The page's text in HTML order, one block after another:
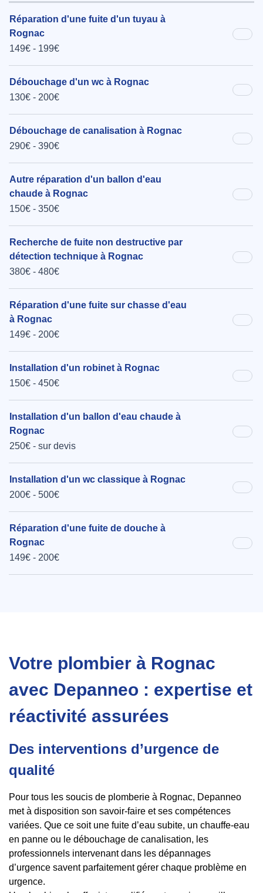
Réparation d'une fuite d'un tuyau à
Rognac
149€ - 199€
Débouchage d'un wc à Rognac
130€ - 200€
Débouchage de canalisation à Rognac
290€ - 390€
Autre réparation d'un ballon d'eau
chaude à Rognac
150€ - 350€
Recherche de fuite non destructive par
détection technique à Rognac
380€ - 480€
Réparation d'une fuite sur chasse d'eau
à Rognac
149€ - 200€
Installation d'un robinet à Rognac
150€ - 450€
Installation d'un ballon d'eau chaude à
Rognac
250€ - sur devis
Installation d'un wc classique à Rognac
200€ - 500€
Réparation d'une fuite de douche à
Rognac
149€ - 200€
Votre plombier à Rognac
avec Depanneo : expertise et
réactivité assurées
Des interventions d’urgence de
qualité
Pour tous les soucis de plomberie à Rognac, Depanneo
met à disposition son savoir-faire et ses compétences
variées. Que ce soit une fuite d’eau subite, un chauffe-eau
en panne ou le débouchage de canalisation, les
professionnels intervenant dans les dépannages
d’urgence savent parfaitement gérer chaque problème en
urgence.